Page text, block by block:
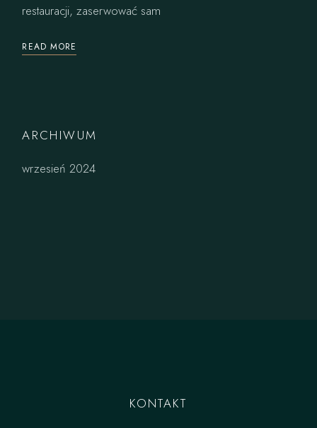
restauracji, zaserwować sam
READ MORE
ARCHIWUM
wrzesień 2024
KONTAKT